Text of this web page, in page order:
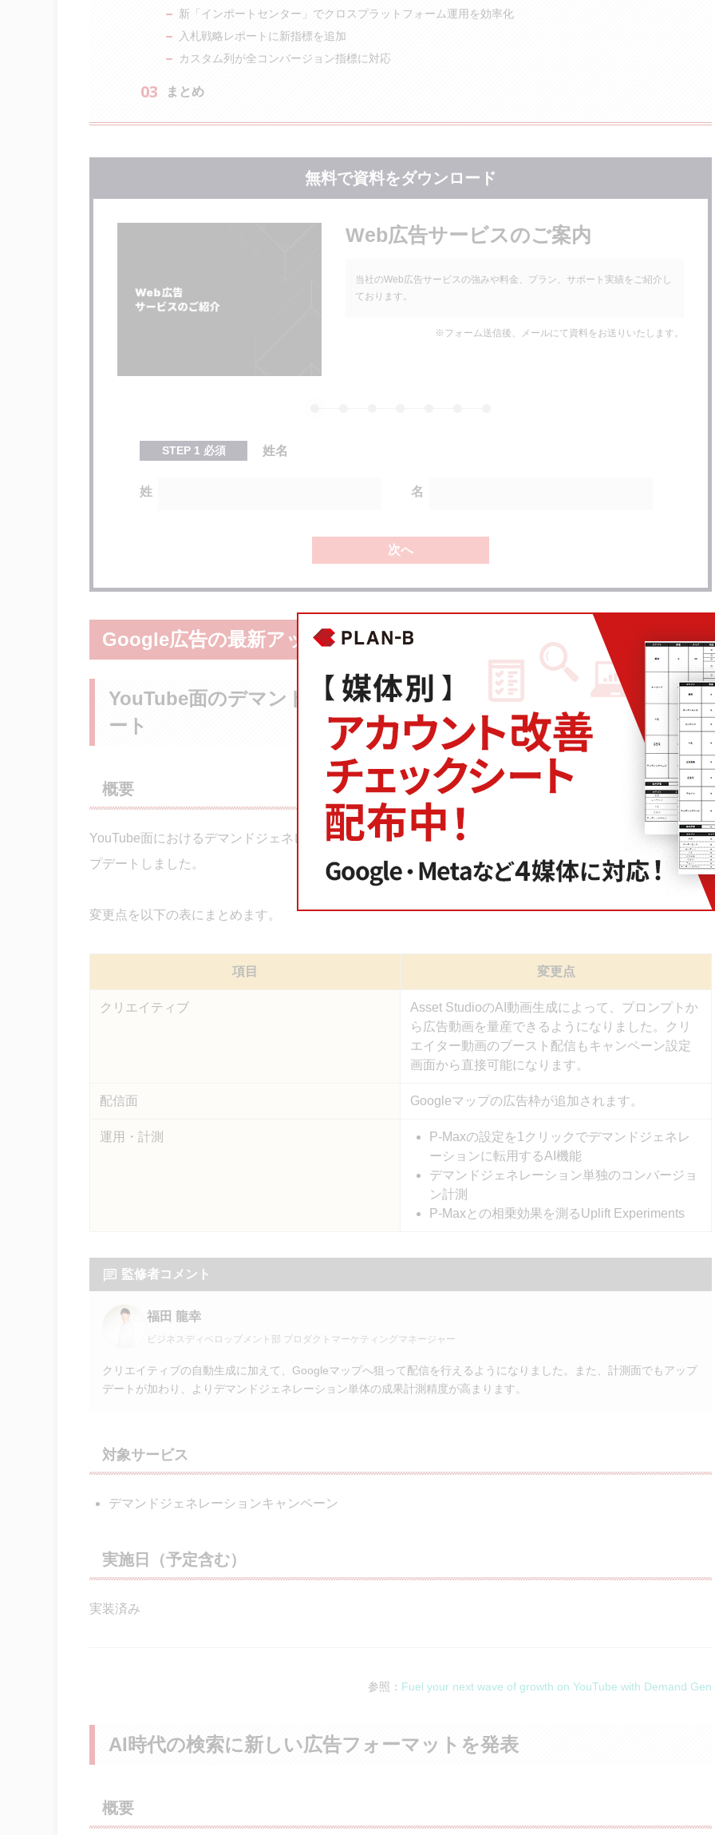
新「インポートセンター」でクロスプラットフォーム運用を効率化
入札戦略レポートに新指標を追加
カスタム列が全コンバージョン指標に対応
まとめ
無料で資料をダウンロード
Web広告サービスのご案内
当社のWeb広告サービスの強みや料金、プラン、サポート実績をご紹介し
ております。
※フォーム送信後、メールにて資料をお送りいたします。
STEP 1 必須 姓名
姓 名
次へ
Google広告の最新アップデート情報
YouTube面のデマンドジェネレーションキャンペーンがアップデ
ート
概要
YouTube面におけるデマンドジェネレーション広告の機能（クリエイティブ、配信面、運用・計測）がアッ
プデートしました。
変更点を以下の表にまとめます。
項目 変更点
クリエイティブ
Asset StudioのAI動画生成によって、プロンプトか
ら広告動画を量産できるようになりました。クリ
エイター動画のブースト配信もキャンペーン設定
画面から直接可能になります。
配信面 Googleマップの広告枠が追加されます。
運用・計測
P-Maxの設定を1クリックでデマンドジェネレ
ーションに転用するAI機能
デマンドジェネレーション単独のコンバージョ
ン計測
P-Maxとの相乗効果を測るUplift Experiments
監修者コメント
福田 龍幸
ビジネスディベロップメント部 プロダクトマーケティングマネージャー
クリエイティブの自動生成に加えて、Googleマップへ狙って配信を行えるようになりました。また、計測面でもアップ
デートが加わり、よりデマンドジェネレーション単体の成果計測精度が高まります。
対象サービス
デマンドジェネレーションキャンペーン
実施日（予定含む）
実装済み
参照： Fuel your next wave of growth on YouTube with Demand Gen
AI時代の検索に新しい広告フォーマットを発表
概要